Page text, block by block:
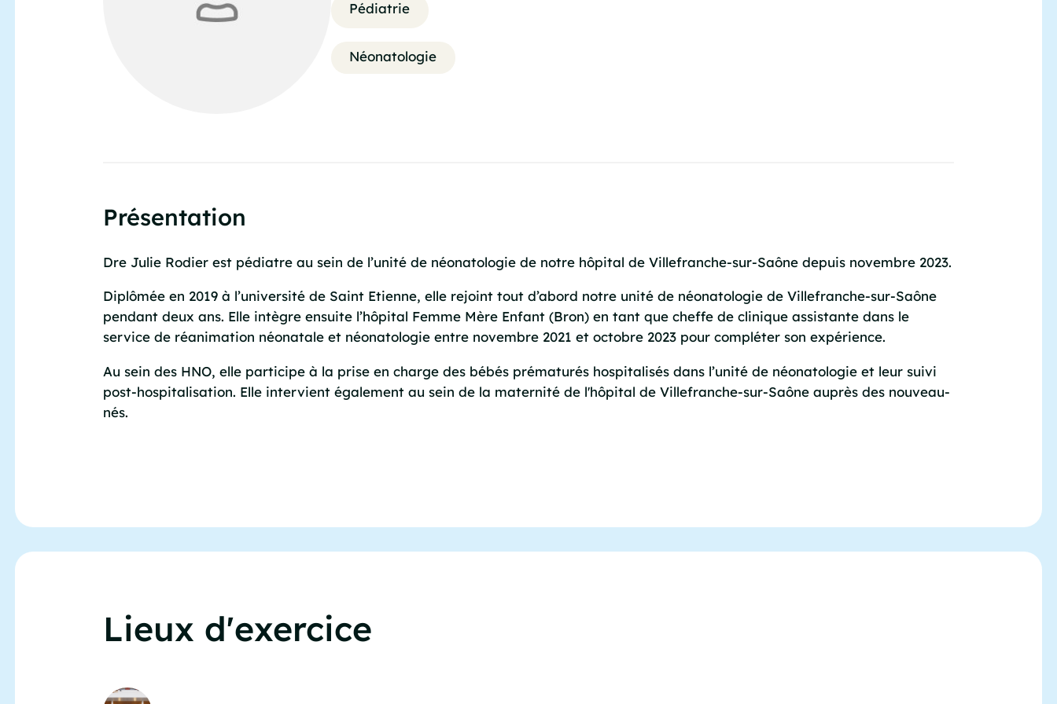
Pédiatrie
Néonatologie
Présentation
Dre Julie Rodier est pédiatre au sein de l’unité de néonatologie de notre hôpital de Villefranche-sur-Saône depuis novembre 2023.
Diplômée en 2019 à l’université de Saint Etienne, elle rejoint tout d’abord notre unité de néonatologie de Villefranche-sur-Saône
pendant deux ans. Elle intègre ensuite l’hôpital Femme Mère Enfant (Bron) en tant que cheffe de clinique assistante dans le
service de réanimation néonatale et néonatologie entre novembre 2021 et octobre 2023 pour compléter son expérience.
Au sein des HNO, elle participe à la prise en charge des bébés prématurés hospitalisés dans l’unité de néonatologie et leur suivi
post-hospitalisation. Elle intervient également au sein de la maternité de l'hôpital de Villefranche-sur-Saône auprès des nouveau-
nés.
Lieux d'exercice